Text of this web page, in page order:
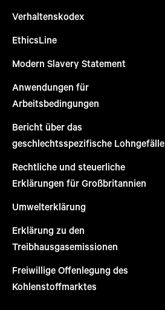
Verhaltenskodex
EthicsLine
Modern Slavery Statement
Anwendungen für
Arbeitsbedingungen
Bericht über das
geschlechtsspezifische Lohngefälle
Rechtliche und steuerliche
Erklärungen für Großbritannien
Umwelterklärung
Erklärung zu den
Treibhausgasemissionen
Freiwillige Offenlegung des
Kohlenstoffmarktes